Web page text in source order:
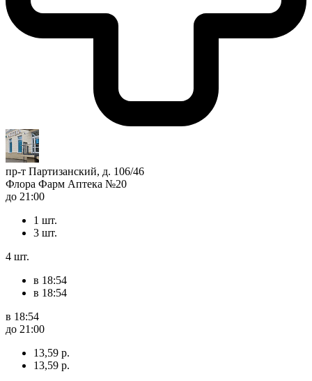
пр-т Партизанский, д. 106/46
Флора Фарм Аптека №20
до 21:00
1 шт.
3 шт.
4 шт.
в 18:54
в 18:54
в 18:54
до 21:00
13,59 р.
13,59 р.